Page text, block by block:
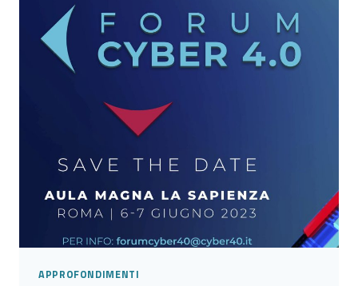
4.0
E
UNINDUSTRIA
APPROFONDIMENTI